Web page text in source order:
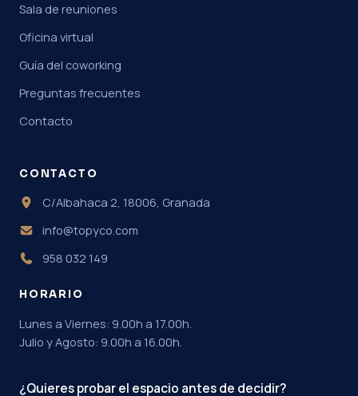
Sala de reuniones
Oficina virtual
Guía del coworking
Preguntas frecuentes
Contacto
CONTACTO
C/Albahaca 2, 18006, Granada
info@topyco.com
958 032 149
HORARIO
Lunes a Viernes: 9.00h a 17.00h.
Julio y Agosto: 9.00h a 16.00h.
¿Quieres probar el espacio antes de decidir?